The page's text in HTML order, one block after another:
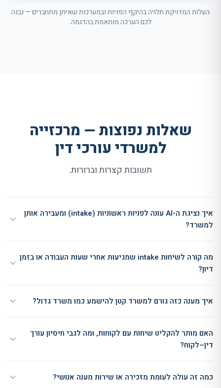
העלות המדויקת תלויה בהיקף הפניות ובמערכות שאיתן מתחברים — נבנה
לכם הערכה מותאמת בהדגמה.
שאלות נפוצות — מרכזייה
למשרדי עורכי דין
תשובות קצרות וברורות.
איך נציגת ה-AI עונה לפניות ראשוניות (intake) ומעבירה אותן
למשרד?
מה קורה לשיחות intake שמגיעות אחרי שעות העבודה או בזמן
דיון?
איך מענה כזה גורם למשרד קטן להישמע כמו משרד גדול?
האם מותר להקליט שיחות עם לקוחות, ומה לגבי חיסיון עורך
דין–לקוח?
כמה זה עולה לעומת מזכירה או שירות מענה אנושי?